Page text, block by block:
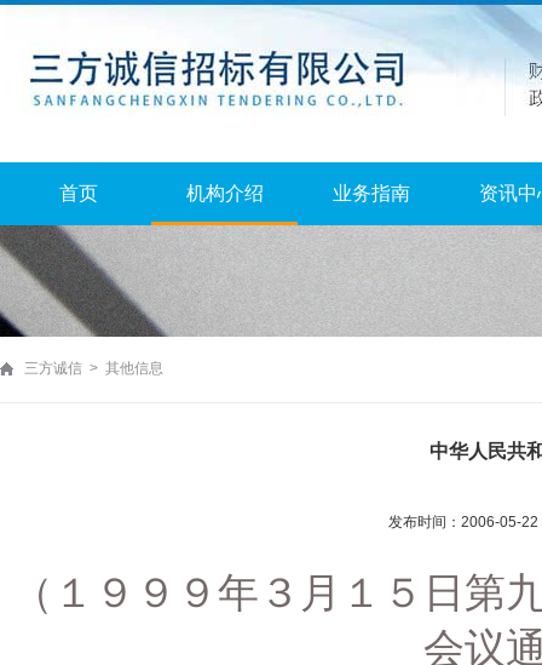
首页 机构介绍 业务指南 资讯中
三方诚信 > 其他信息
中华人民共
发布时间：2006-05-
（１９９９年３月１５日第
会议